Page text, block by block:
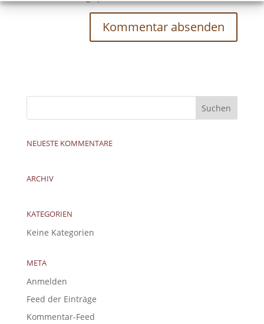
NEUESTE KOMMENTARE
ARCHIV
KATEGORIEN
Keine Kategorien
META
Anmelden
Feed der Einträge
Kommentar-Feed